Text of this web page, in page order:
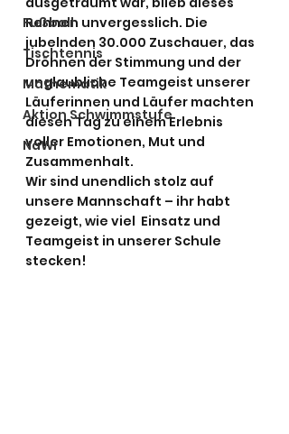
Fußball
Tischtennis
Mathematik
Aktion Schwimmstufe
NaWi
Rennen unvergesslich. Die
jubelnden 30.000 Zuschauer, das
Dröhnen der Stimmung und der
unglaubliche Teamgeist unserer
Läuferinnen und Läufer machten
diesen Tag zu einem Erlebnis
voller Emotionen, Mut und
Zusammenhalt.
Wir sind unendlich stolz auf
unsere Mannschaft – ihr habt
gezeigt, wie viel  Einsatz und
Teamgeist in unserer Schule
stecken!